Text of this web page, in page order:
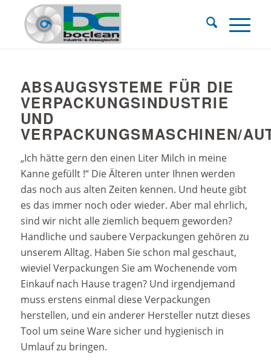
ABSAUGSYSTEME FÜR DIE
VERPACKUNGSINDUSTRIE
UND
VERPACKUNGSMASCHINEN/
„Ich hätte gern den einen Liter Milch in meine
Kanne gefüllt !“ Die Älteren unter Ihnen werden
das noch aus alten Zeiten kennen. Und heute gibt
es das immer noch oder wieder. Aber mal ehrlich,
sind wir nicht alle ziemlich bequem geworden?
Handliche und saubere Verpackungen gehören zu
unserem Alltag. Haben Sie schon mal geschaut,
wieviel Verpackungen Sie am Wochenende vom
Einkauf nach Hause tragen? Und irgendjemand
muss erstens einmal diese Verpackungen
herstellen, und ein anderer Hersteller nutzt dieses
Tool um seine Ware sicher und hygienisch in
Umlauf zu bringen.